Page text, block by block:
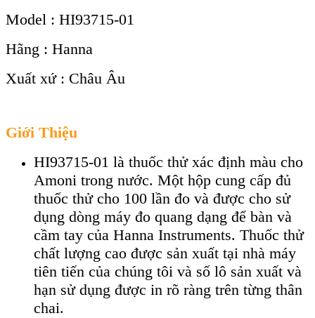
Model : HI93715-01
Hãng : Hanna
Xuất xứ : Châu Âu
Giới Thiệu
HI93715-01 là thuốc thử xác định màu cho
Amoni trong nước. Một hộp cung cấp đủ
thuốc thử cho 100 lần đo và được cho sử
dụng dòng máy đo quang dạng để bàn và
cầm tay của Hanna Instruments. Thuốc thử
chất lượng cao được sản xuất tại nhà máy
tiên tiến của chúng tôi và số lô sản xuất và
hạn sử dụng được in rõ ràng trên từng thân
chai.